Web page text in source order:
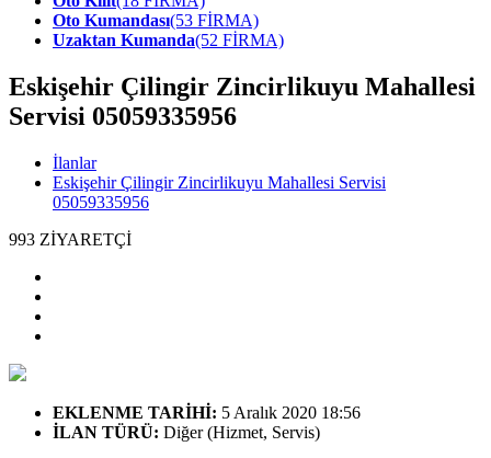
Oto Kumandası(53 FİRMA)
Uzaktan Kumanda(52 FİRMA)
Eskişehir Çilingir Zincirlikuyu Mahallesi
Servisi 05059335956
İlanlar
Eskişehir Çilingir Zincirlikuyu Mahallesi Servisi
05059335956
993 ZİYARETÇİ
EKLENME TARİHİ: 5 Aralık 2020 18:56
İLAN TÜRÜ: Diğer (Hizmet, Servis)